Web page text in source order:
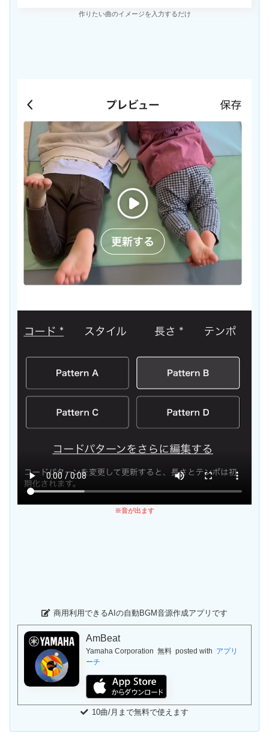
作りたい曲のイメージを入力するだけ
※音が出ます
商用利用できるAIの自動BGM音源作成アプリです
AmBeat
Yamaha Corporation 無料 posted with アプリ
ーチ
10曲/月まで無料で使えます